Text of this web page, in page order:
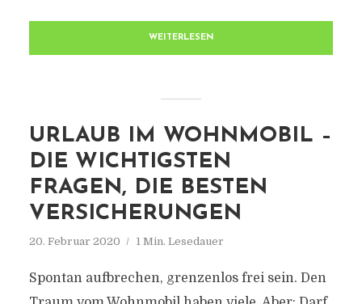
WEITERLESEN
URLAUB IM WOHNMOBIL –
DIE WICHTIGSTEN
FRAGEN, DIE BESTEN
VERSICHERUNGEN
20. Februar 2020 1 Min. Lesedauer
Spontan aufbrechen, grenzenlos frei sein. Den